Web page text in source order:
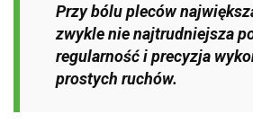
Przy bólu pleców
zwykle nie najtrudniejsza
regularność i precyzja
prostych ruchów.